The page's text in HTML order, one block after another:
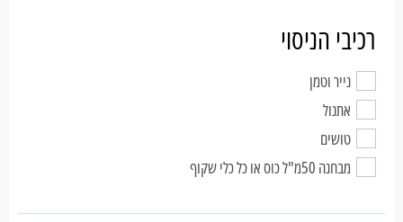
רכיבי הניסוי
נייר וטמן
אתנול
טושים
מבחנה 50מ"ל כוס או כל כלי שקוף